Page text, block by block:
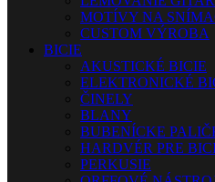
MOTÍVY NA
CUSTOM VÝROBA
BICIE
AKUSTICKÉ BICIE
ELEKTRONICKÉ
ČINELY
BLANY
BUBENÍCKE
HARDVÉR PRE
PERKUSIE